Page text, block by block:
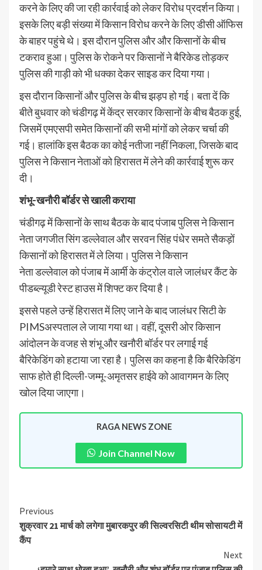
करने के लिए की जा रही कार्रवाई को लेकर विरोध प्रदर्शन किया।
इसके लिए बड़ी संख्या में किसान विरोध करने के लिए डीसी ऑफिस
के बाहर पहुंचे थे। इस दौरान पुलिस और और किसानों के बीच
टकराव हुआ। पुलिस के रोकने पर किसानों ने बैरिकेड तोड़कर
पुलिस की गाड़ी को भी धक्का देकर साइड कर दिया गया।
इस दौरान किसानों और पुलिस के बीच झड़प हो गई। बता दें कि
बीते बुधवार को चंडीगढ़ में केंद्र सरकार किसानों के बीच बैठक हुई,
जिसमें एमएसपी समेत किसानों की सभी मांगों को लेकर चर्चा की
गई। हालांकि इस बैठक का कोई नतीजा नहीं निकला, जिसके बाद
पुलिस ने किसान नेताओं को हिरासत में लेने की कार्रवाई शुरू कर
दी।
शंभू-खनौरी बॉर्डर से खाली कराया
चंडीगढ़ में किसानों के साथ बैठक के बाद पंजाब पुलिस ने किसान
नेता जगजीत सिंग डल्लेवाल और सरवन सिंह पंधेर समते सैकड़ों
किसानों को हिरासत में ले लिया। पुलिस ने किसान
नेता डल्लेवाल को पंजाब में आर्मी के कंट्रोल वाले जालंधर कैंट के
पीडब्ल्यूडी रेस्ट हाउस में शिफ्ट कर दिया है।
इससे पहले उन्हें हिरासत में लिए जाने के बाद जालंधर सिटी के
PIMSअस्पताल ले जाया गया था। वहीं, दूसरी ओर किसान
आंदोलन के वजह से शंभू और खनौरी बॉर्डर पर लगाई गई
बैरिकेडिंग को हटाया जा रहा है। पुलिस का कहना है कि बैरिकेडिंग
साफ होते ही दिल्ली-जम्मू-अमृतसर हाईवे को आवागमन के लिए
खोल दिया जाएगा।
RAGA NEWS ZONE
Join Channel Now
Previous
शुक्रवार 21 मार्च को लगेगा मुबारकपुर की सिल्वरसिटी थीम सोसायटी में
कैंप
Next